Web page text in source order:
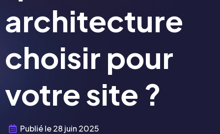
architecture
choisir pour
votre site ?
Publié le28 juin 2025